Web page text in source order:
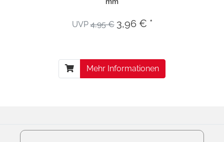
UVP4,95 € 3,96 € *
Mehr Informationen